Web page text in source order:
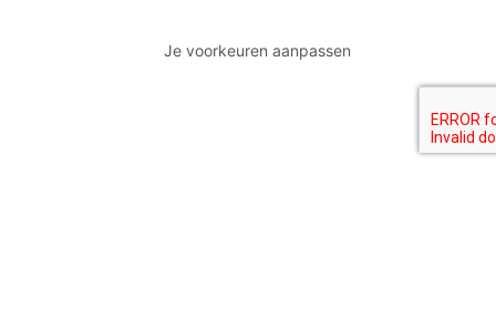
Je voorkeuren aanpassen